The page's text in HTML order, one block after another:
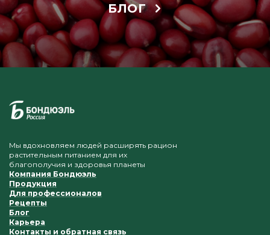
БЛОГ
Мы вдохновляем людей расширять рацион
растительным питанием для их
благополучия и здоровья планеты
Компания Бондюэль
Продукция
Для профессионалов
Рецепты
Блог
Карьера
Контакты и обратная связь